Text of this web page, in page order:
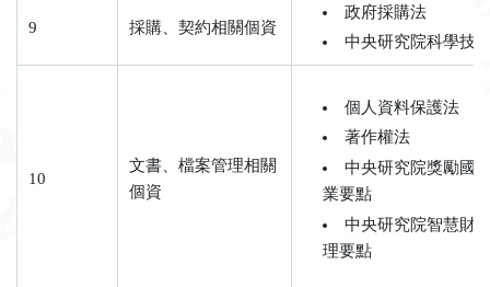
9 採購、契約相關個資
政府採購法
中央研究院科學技
10
文書、檔案管理相關
個資
個人資料保護法
著作權法
中央研究院獎勵國
業要點
中央研究院智慧財
理要點